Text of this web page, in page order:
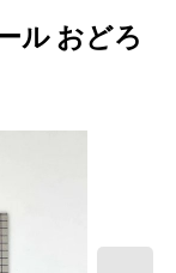
ル おどろ